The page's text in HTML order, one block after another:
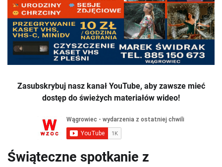
Zasubskrybuj nasz kanał YouTube, aby zawsze mieć
dostęp do świeżych materiałów wideo!
Świąteczne spotkanie z